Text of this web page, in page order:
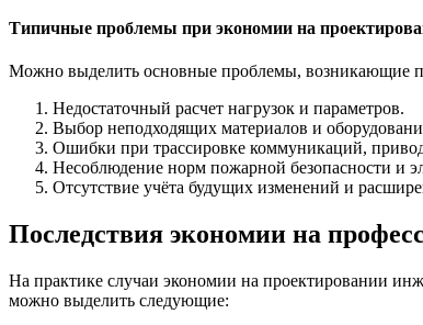
Типичные проблемы при экономии на
Можно выделить основные проблемы, возникающие
Недостаточный расчет нагрузок и параметров.
Выбор неподходящих материалов и
Ошибки при трассировке коммуникаций,
Несоблюдение норм пожарной безопасности и
Отсутствие учёта будущих изменений и
Последствия экономии на
На практике случаи экономии на проектировании
можно выделить следующие: